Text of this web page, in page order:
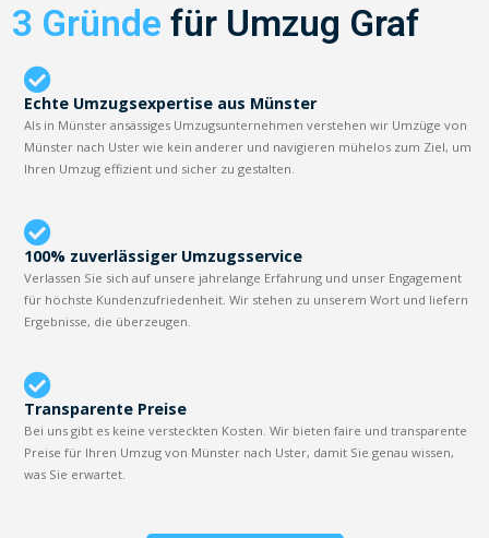
3 Gründe für Umzug Graf
Echte Umzugsexpertise aus Münster
Als in Münster ansässiges Umzugsunternehmen verstehen wir Umzüge von
Münster nach Uster wie kein anderer und navigieren mühelos zum Ziel, um
Ihren Umzug effizient und sicher zu gestalten.
100% zuverlässiger Umzugsservice
Verlassen Sie sich auf unsere jahrelange Erfahrung und unser Engagement
für höchste Kundenzufriedenheit. Wir stehen zu unserem Wort und liefern
Ergebnisse, die überzeugen.
Transparente Preise
Bei uns gibt es keine versteckten Kosten. Wir bieten faire und transparente
Preise für Ihren Umzug von Münster nach Uster, damit Sie genau wissen,
was Sie erwartet.